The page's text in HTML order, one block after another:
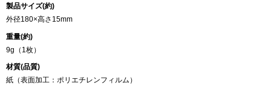
製品サイズ(約)
外径180×高さ15mm
重量(約)
9g（1枚）
材質(品質)
紙（表面加工：ポリエチレンフィルム）